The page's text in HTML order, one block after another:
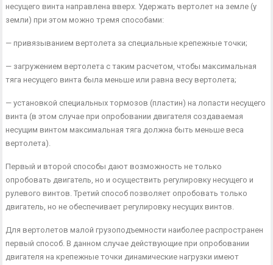
несущего винта направ­лена вверх. Удержать вертолет на земле (у
земли) при этом можно тремя способами:
— привязыванием вертолета за специальные крепеж­ные точки;
— загружением вертолета с таким расчетом, чтобы максимальная
тяга несущего винта была меньше или рав­на весу вертолета;
— установкой специальных тормозов (пластин) на ло­пасти несущего
винта (в этом случае при опробовании двигателя создаваемая
несущим винтом максимальная тяга должна быть меньше веса
вертолета).
Первый и второй способы дают возможность не только
опробовать двигатель, но и осуществить регулировку несу­щего и
рулевого винтов. Третий способ позволяет опро­бовать только
двигатель, но не обеспечивает регулировку несущих винтов.
Для вертолетов малой грузоподъемности наиболее рас­пространен
первый способ. В данном случае действующие при опробовании
двигателя на крепежные точки динамиче­ские нагрузки имеют